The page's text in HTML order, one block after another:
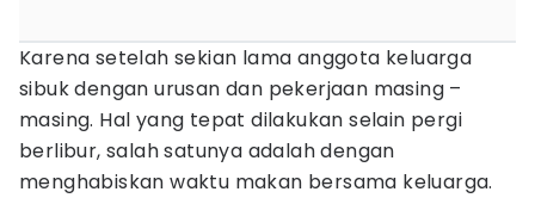
Karena setelah sekian lama anggota keluarga
sibuk dengan urusan dan pekerjaan masing –
masing. Hal yang tepat dilakukan selain pergi
berlibur, salah satunya adalah dengan
menghabiskan waktu makan bersama keluarga.